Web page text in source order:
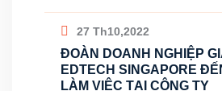
27 Th10,2022
ĐOÀN DOANH NGHIỆP
EDTECH SINGAPORE
LÀM VIỆC TẠI CÔNG TY